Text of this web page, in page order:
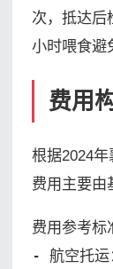
次，抵达后
小时喂食避
费用
根据2024
费用主要由
费用参考标
- 航空托